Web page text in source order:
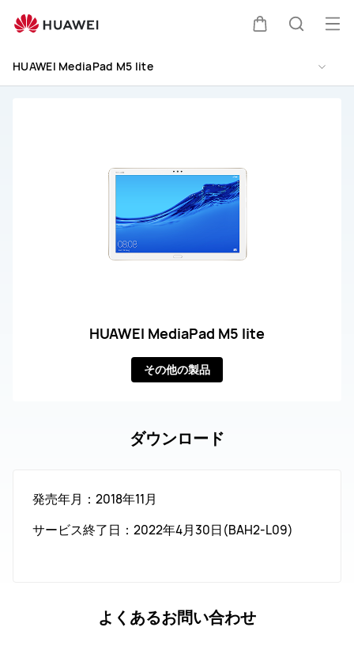
MediaPad
lite
取
ー
索
オ
ー
プ
HUAWEI MediaPad M5 lite
HUAWEI MediaPad M5 lite
その他の製品
ダウンロード
発売年月：2018年11月
サービス終了日：2022年4月30日(BAH2-L09)
よくあるお問い合わせ